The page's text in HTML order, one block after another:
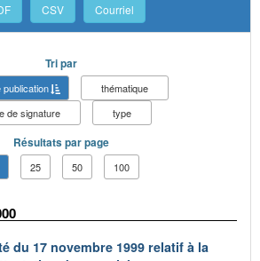
CSV Courriel
Tri par
publication
thématique
de signature
type
Résultats par page
25 50 100
du 17 novembre 1999 relatif à la